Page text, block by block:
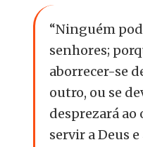
“Ninguém
senhores;
aborrecer-se
outro, ou se
desprezará ao
servir a Deus e